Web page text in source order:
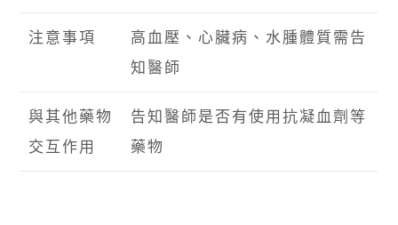
注意事項
高血壓、心臟病、水腫體質需告
知醫師
與其他藥物
交互作用
告知醫師是否有使用抗凝血劑等
藥物